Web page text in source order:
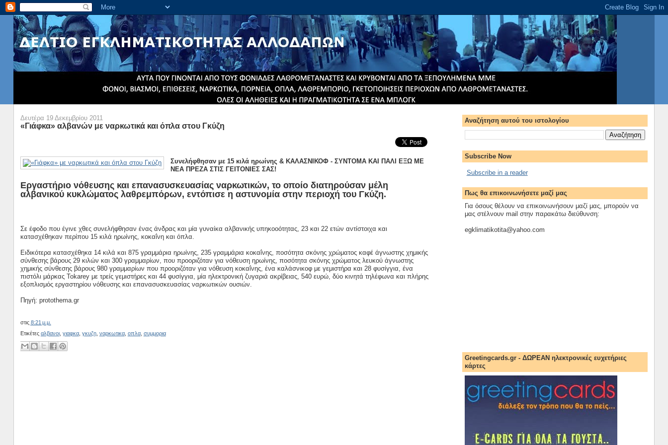
Δευτέρα 19 Δεκεμβρίου 2011
«Γιάφκα» αλβανών με ναρκωτικά και όπλα στου Γκύζη
Συνελήφθησαν με 15 κιλά ηρωίνης & ΚΑΛΑΣΝΙΚΟΦ - ΣΥΝΤΟΜΑ ΚΑΙ ΠΑΛΙ ΕΞΩ ΜΕ
ΝΕΑ ΠΡΕΖΑ ΣΤΙΣ ΓΕΙΤΟΝΙΕΣ ΣΑΣ!
Εργαστήριο νόθευσης και επανασυσκευασίας ναρκωτικών, το οποίο διατηρούσαν μέλη
αλβανικού κυκλώματος λαθρεμπόρων, εντόπισε η αστυνομία στην περιοχή του Γκύζη.
Σε έφοδο που έγινε χθες συνελήφθησαν ένας άνδρας και μία γυναίκα αλβανικής υπηκοοότητας, 23 και 22 ετών αντίστοιχα και
κατασχέθηκαν περίπου 15 κιλά ηρωίνης, κοκαΐνη και όπλα.
Ειδικότερα κατασχέθηκα 14 κιλά και 875 γραμμάρια ηρωίνης, 235 γραμμάρια κοκαΐνης, ποσότητα σκόνης χρώματος καφέ άγνωστης χημικής
σύνθεσης βάρους 29 κιλών και 300 γραμμαρίων, που προοριζόταν για νόθευση ηρωίνης, ποσότητα σκόνης χρώματος λευκού άγνωστης
χημικής σύνθεσης βάρους 980 γραμμαρίων που προοριζόταν για νόθευση κοκαΐνης, ένα καλάσνικοφ με γεμιστήρα και 28 φυσίγγια, ένα
πιστόλι μάρκας Tokarey με τρείς γεμιστήρες και 44 φυσίγγια, μία ηλεκτρονική ζυγαριά ακρίβειας, 540 ευρώ, δύο κινητά τηλέφωνα και πλήρης
εξοπλισμός εργαστηρίου νόθευσης και επανασυσκευασίας ναρκωτικών ουσιών.
Πηγή: protothema.gr
στις 8:21 μ.μ.
Ετικέτες αλβανοι, γιαφκα, γκυζη, ναρκωτικα, οπλα, συμμορια
Αναζήτηση αυτού του ιστολογίου
Subscribe Now
Subscribe in a reader
Πως θα επικοινωνήσετε μαζί μας
Για όσους θέλουν να επικοινωνήσουν μαζί μας, μπορούν να
μας στέλνουν mail στην παρακάτω διεύθυνση:
egklimatikotita@yahoo.com
Greetingcards.gr - ΔΩΡΕΑΝ ηλεκτρονικές ευχετήριες
κάρτες